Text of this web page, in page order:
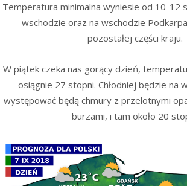
Temperatura minimalna wyniesie od 10-12
wschodzie oraz na wschodzie
pozostałej części kraju.
W piątek czeka nas gorący dzień,
osiągnie 27 stopni. Chłodniej będzie na
występować będą chmury z przelotnymi
burzami, i tam około 20